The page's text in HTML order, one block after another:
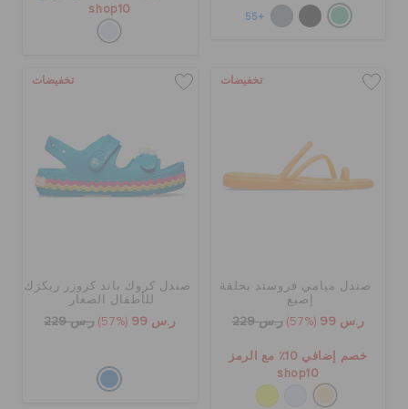
+55
shop10
تخفيضات
صندل ميامي فروستد بحلقة
إصبع
ر.س 99 (57%) ر.س 229
خصم إضافي 10٪ مع الرمز
shop10
تخفيضات
صندل كروك باند كروزر ريكرَك
للأطفال الصغار
ر.س 99 (57%) ر.س 229